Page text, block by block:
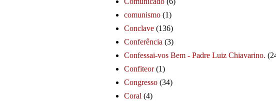
comunismo (1)
Conclave (136)
Conferência (3)
Confessai-vos Bem - Padre Luiz Chiavarino.
Confiteor (1)
Congresso (34)
Coral (4)